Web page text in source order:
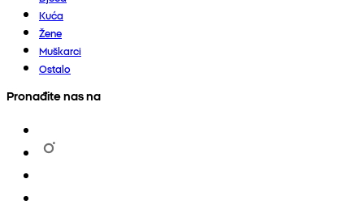
Kuća
Žene
Muškarci
Ostalo
Pronađite nas na